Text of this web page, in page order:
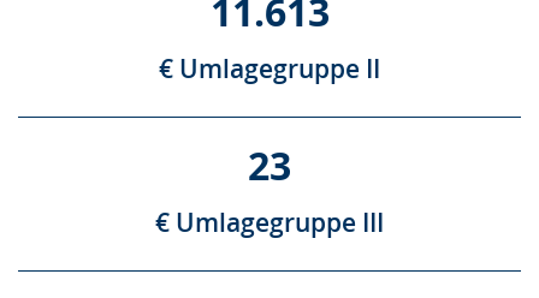
11.613
€ Umlagegruppe II
23
€ Umlagegruppe III